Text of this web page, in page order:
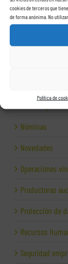
cookies de terceros que
de forma anónima. No
Política de
Herramientas
Nóminas
Novedades
Operaciones
Productoras
Protección de
Recursos
Seguridad